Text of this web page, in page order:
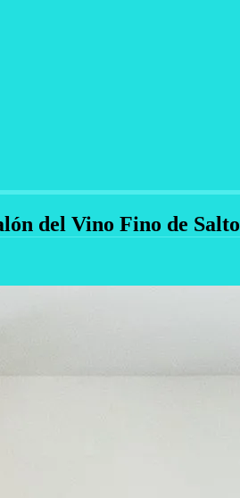
del Vino Fino de Salto